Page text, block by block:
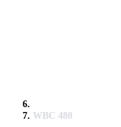
WBC 480